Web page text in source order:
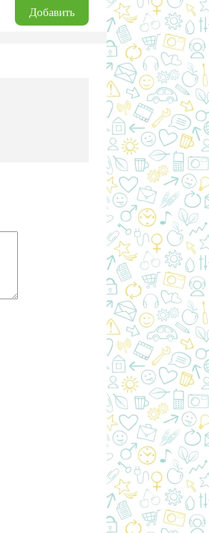
Добавить